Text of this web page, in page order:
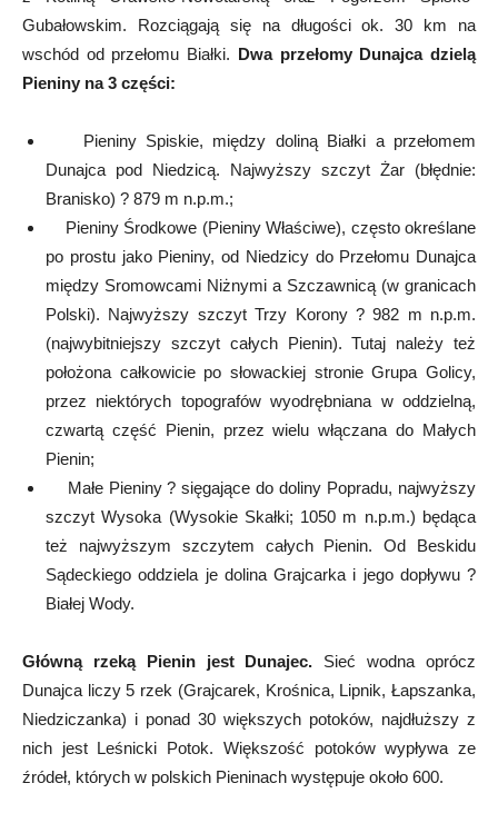
Gubałowskim. Rozciągają się na długości ok. 30 km na
wschód od przełomu Białki. Dwa przełomy Dunajca dzielą
Pieniny na 3 części:
Pieniny Spiskie, między doliną Białki a przełomem
Dunajca pod Niedzicą. Najwyższy szczyt Żar (błędnie:
Branisko) ? 879 m n.p.m.;
Pieniny Środkowe (Pieniny Właściwe), często określane
po prostu jako Pieniny, od Niedzicy do Przełomu Dunajca
między Sromowcami Niżnymi a Szczawnicą (w granicach
Polski). Najwyższy szczyt Trzy Korony ? 982 m n.p.m.
(najwybitniejszy szczyt całych Pienin). Tutaj należy też
położona całkowicie po słowackiej stronie Grupa Golicy,
przez niektórych topografów wyodrębniana w oddzielną,
czwartą część Pienin, przez wielu włączana do Małych
Pienin;
Małe Pieniny ? sięgające do doliny Popradu, najwyższy
szczyt Wysoka (Wysokie Skałki; 1050 m n.p.m.) będąca
też najwyższym szczytem całych Pienin. Od Beskidu
Sądeckiego oddziela je dolina Grajcarka i jego dopływu ?
Białej Wody.
Główną rzeką Pienin jest Dunajec. Sieć wodna oprócz
Dunajca liczy 5 rzek (Grajcarek, Krośnica, Lipnik, Łapszanka,
Niedziczanka) i ponad 30 większych potoków, najdłuższy z
nich jest Leśnicki Potok. Większość potoków wypływa ze
źródeł, których w polskich Pieninach występuje około 600.